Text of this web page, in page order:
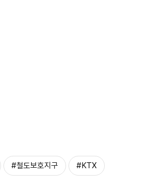
#철도보호지구 #KTX